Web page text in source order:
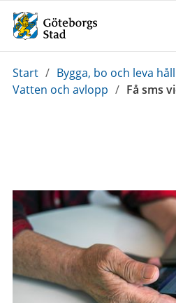
Du
är
Start / Bygga, bo och leva
Vatten och avlopp / Få sms